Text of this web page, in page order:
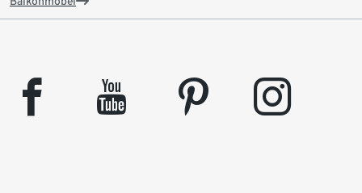
facebook youtube pinterest instagram